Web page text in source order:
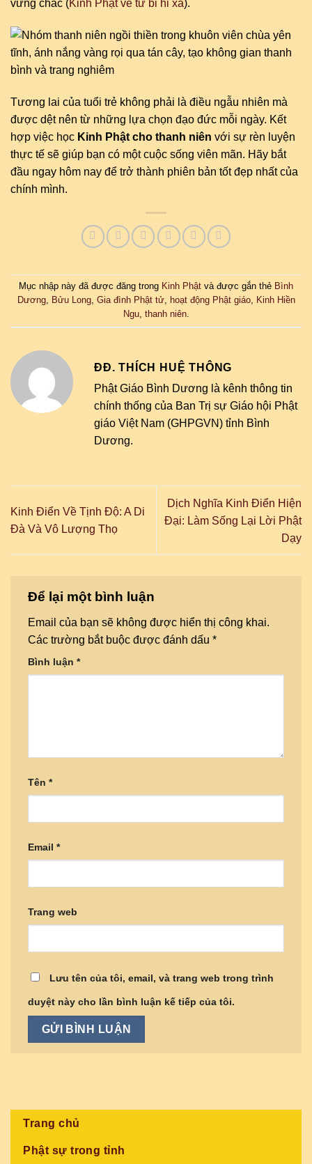
vững chắc (Kinh Phật về từ bi hỉ xả).
Tương lai của tuổi trẻ không phải là điều ngẫu nhiên mà
được dệt nên từ những lựa chọn đạo đức mỗi ngày. Kết
hợp việc học Kinh Phật cho thanh niên với sự rèn luyện
thực tế sẽ giúp bạn có một cuộc sống viên mãn. Hãy bắt
đầu ngay hôm nay để trở thành phiên bản tốt đẹp nhất của
chính mình.
Mục nhập này đã được đăng trong Kinh Phật và được gắn thẻ Bình
Dương, Bửu Long, Gia đình Phật tử, hoạt động Phật giáo,
Kinh Hiền
Ngu, thanh niên.
ĐĐ. THÍCH HUỆ THÔNG
Phật Giáo Bình Dương là kênh thông tin
chính thống của Ban Trị sự Giáo hội Phật
giáo Việt Nam (GHPGVN) tỉnh Bình
Dương.
Kinh Điển Về Tịnh Độ: A Di
Đà Và Vô Lượng Thọ
Dịch Nghĩa Kinh Điển Hiện
Đại: Làm Sống Lại Lời Phật
Dạy
Để lại một bình luận
Email của bạn sẽ không được hiển thị công khai.
Các trường bắt buộc được đánh dấu *
Bình luận *
Tên *
Email *
Trang web
Lưu tên của tôi, email, và trang web trong trình
duyệt này cho lần bình luận kế tiếp của tôi.
Trang chủ
Phật sự trong tỉnh